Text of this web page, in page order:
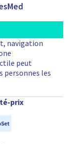
navigation
peut
personnes les
prix